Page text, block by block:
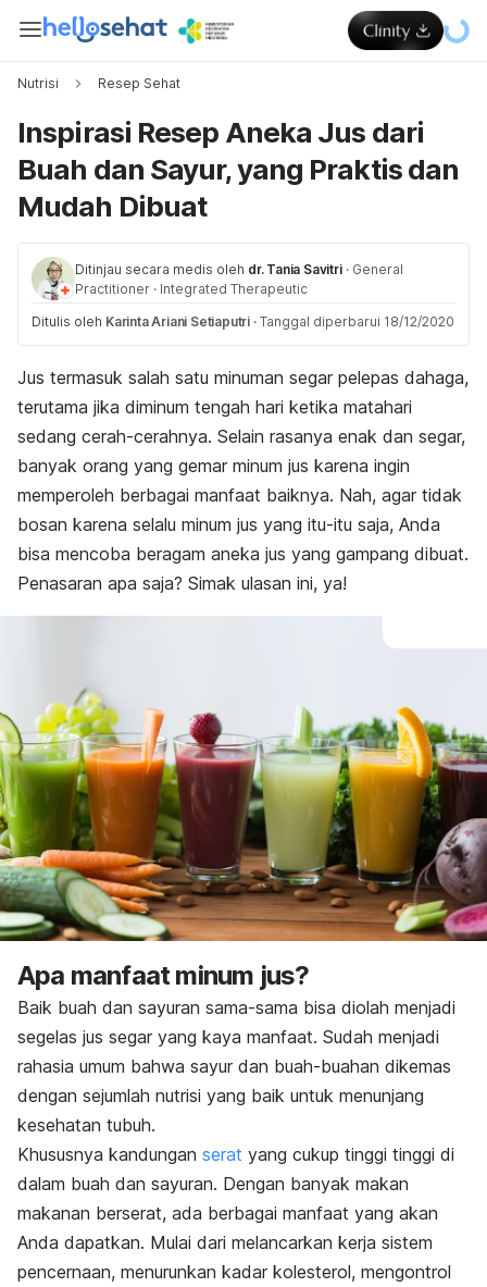
Nutrisi Resep Sehat
Inspirasi Resep Aneka Jus dari
Buah dan Sayur, yang Praktis dan
Mudah Dibuat
Ditinjau secara medis oleh dr. Tania Savitri · General
Practitioner · Integrated Therapeutic
Ditulis oleh Karinta Ariani Setiaputri · Tanggal diperbarui 18/12/2020
Jus termasuk salah satu minuman segar pelepas dahaga,
terutama jika diminum tengah hari ketika matahari
sedang cerah-cerahnya. Selain rasanya enak dan segar,
banyak orang yang gemar minum jus karena ingin
memperoleh berbagai manfaat baiknya. Nah, agar tidak
bosan karena selalu minum jus yang itu-itu saja, Anda
bisa mencoba beragam aneka jus yang gampang dibuat.
Penasaran apa saja? Simak ulasan ini, ya!
Apa manfaat minum jus?
Baik buah dan sayuran sama-sama bisa diolah menjadi
segelas jus segar yang kaya manfaat. Sudah menjadi
rahasia umum bahwa sayur dan buah-buahan dikemas
dengan sejumlah nutrisi yang baik untuk menunjang
kesehatan tubuh.
Khususnya kandungan serat yang cukup tinggi tinggi di
dalam buah dan sayuran. Dengan banyak makan
makanan berserat, ada berbagai manfaat yang akan
Anda dapatkan. Mulai dari melancarkan kerja sistem
pencernaan, menurunkan kadar kolesterol, mengontrol